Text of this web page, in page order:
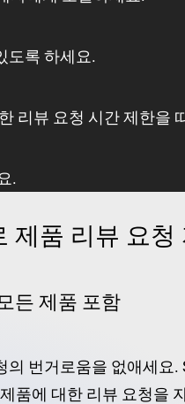
도록 하세요.
리뷰 요청 시간 제한을
.
제품 리뷰 요
든 제품 포함
번거로움을 없애세요.
품에 대한 리뷰 요청을